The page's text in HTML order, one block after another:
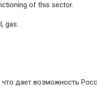
of this sector.
gas.
дает возможность